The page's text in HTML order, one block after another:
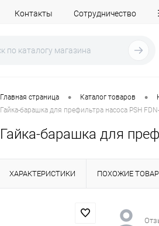
Контакты Сотрудничество
Главная страница • Каталог товаров •
Гайка-барашка для префильтра насоса PSH
Гайка-барашка для
ХАРАКТЕРИСТИКИ ПОХОЖИЕ